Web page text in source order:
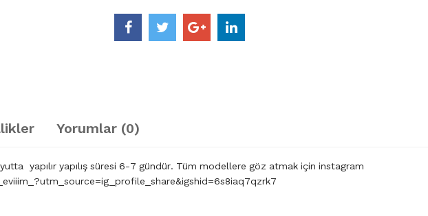
Yorumlar (0)
yapılır yapılış süresi 6-7 gündür. Tüm modellere göz atmak için instagram